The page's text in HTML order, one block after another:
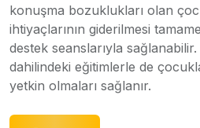
konuşma bozuklukları olan
ihtiyaçlarının giderilmesi
destek seanslarıyla
dahilindeki eğitimlerle de
yetkin olmaları sağlanır.